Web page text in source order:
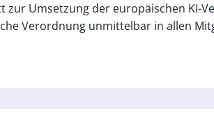
zur Umsetzung der europäischen KI-
Verordnung unmittelbar in allen